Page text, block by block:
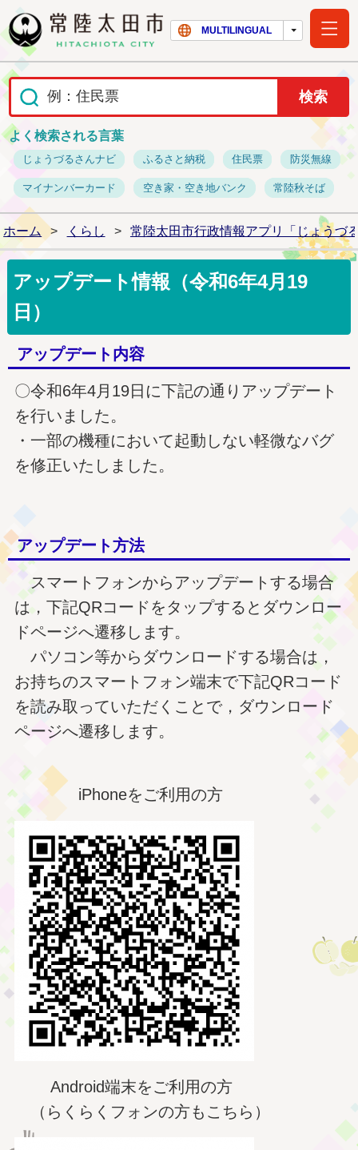
常陸太田市ホー
MULTILINGUAL
よく検索される言葉
じょうづるさんナビ ふるさと納税 住民票 防災無線
マイナンバーカード 空き家・空き地バンク 常陸秋そば
ホーム > くらし > 常陸太田市行政情報アプリ「じょうづ
アップデート情報（令和6年4月19
日）
アップデート内容
〇令和6年4月19日に下記の通りアップデート
を行いました。
・一部の機種において起動しない軽微なバグ
を修正いたしました。
アップデート方法
スマートフォンからアップデートする場合
は，下記QRコードをタップするとダウンロー
ドページへ遷移します。
パソコン等からダウンロードする場合は，
お持ちのスマートフォン端末で下記QRコード
を読み取っていただくことで，ダウンロード
ページへ遷移します。
iPhoneをご利用の方
Android端末をご利用の方
（らくらくフォンの方もこちら）